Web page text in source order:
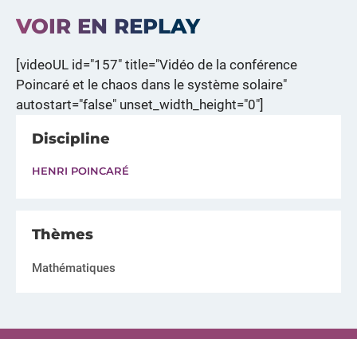
VOIR EN REPLAY
[videoUL id="157" title="Vidéo de la conférence
Poincaré et le chaos dans le système solaire"
autostart="false" unset_width_height="0"]
Discipline
HENRI POINCARÉ
Thèmes
Mathématiques